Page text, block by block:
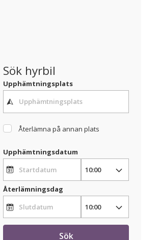
Sök hyrbil
Upphämtningsplats
Återlämna på annan plats
Upphämtningsdatum
Återlämningsdag
Sök